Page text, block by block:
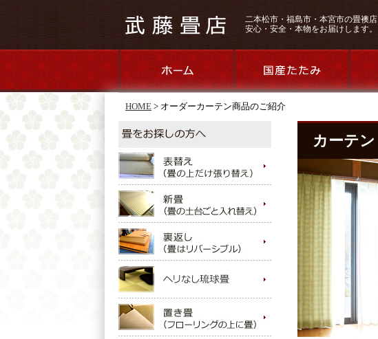
二本松市・福島市・本宮市の畳襖店
安心・安全・本物をお届けします。
HOME > オーダーカーテン商品のご紹介
カーテン